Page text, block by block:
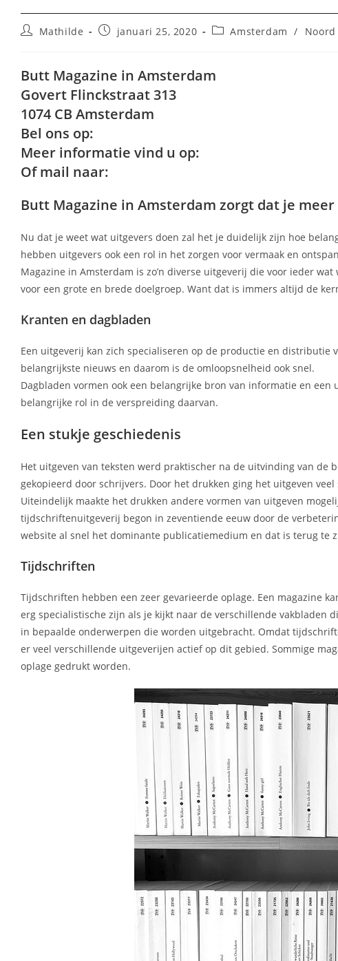
BerichtMathilde
Berichtjanuari 25, 2020 Berichtcategorie:
Amsterdam /
Butt Magazine in Amsterdam
Govert Flinckstraat 313
1074 CB Amsterdam
Bel ons op:
Meer informatie vind u op:
Of mail naar:
Butt Magazine in Amsterdam zorgt dat je
Nu dat je weet wat uitgevers doen zal het je duidelijk zijn hoe
hebben uitgevers ook een rol in het zorgen voor vermaak en
Magazine in Amsterdam is zo’n diverse uitgeverij die voor ieder
voor een grote en brede doelgroep. Want dat is immers altijd de
Kranten en dagbladen
Een uitgeverij kan zich specialiseren op de productie en distributie
belangrijkste nieuws en daarom is de omloopsnelheid ook snel.
Dagbladen vormen ook een belangrijke bron van informatie en
belangrijke rol in de verspreiding daarvan.
Een stukje geschiedenis
Het uitgeven van teksten werd praktischer na de uitvinding van de
gekopieerd door schrijvers. Door het drukken ging het uitgeven
Uiteindelijk maakte het drukken andere vormen van uitgeven
tijdschriftenuitgeverij begon in zeventiende eeuw door de
website al snel het dominante publicatiemedium en dat is terug te
Tijdschriften
Tijdschriften hebben een zeer gevarieerde oplage. Een magazine
erg specialistische zijn als je kijkt naar de verschillende vakbladen
in bepaalde onderwerpen die worden uitgebracht. Omdat
er veel verschillende uitgeverijen actief op dit gebied. Sommige
oplage gedrukt worden.